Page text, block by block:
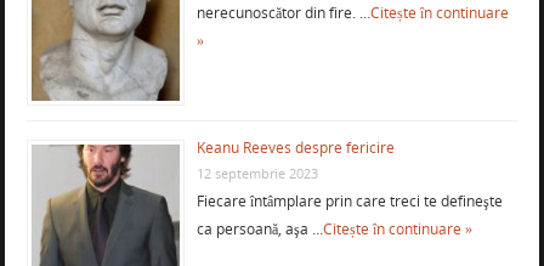
nerecunoscător din fire. …Citește în continuare
»
Keanu Reeves despre fericire
12 septembrie 2023
Fiecare întâmplare prin care treci te defineşte
ca persoană, aşa …Citește în continuare »